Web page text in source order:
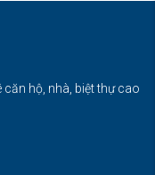
hộ, nhà, biệt thự cao